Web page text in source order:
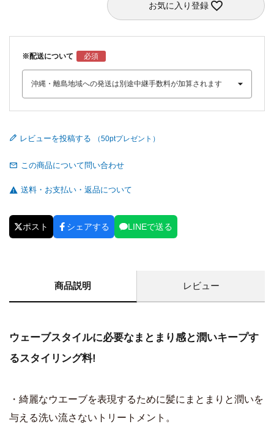
お気に入り登録
※配送について
レビューを投稿する
この商品について問い合わせ
送料・お支払い・返品について
ポスト シェアする LINEで送る
商品説明 レビュー
ウェーブスタイルに必要なまとまり感と潤いキープす
るスタイリング料!
・綺麗なウエーブを表現するために髪にまとまりと潤いを
与える洗い流さないトリートメント。